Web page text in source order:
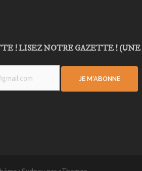
! LISEZ NOTRE GAZETTE ! (UNE